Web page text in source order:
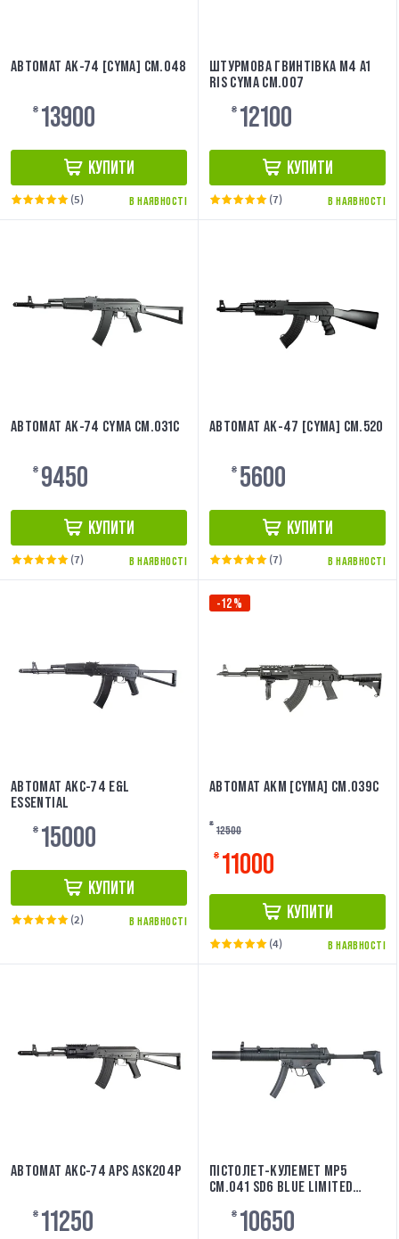
АВТОМАТ АК-74 [CYMA] CM.048
₴ 13900
КУПИТИ
В НАЯВНОСТІ
(5)
ШТУРМОВА ГВИНТІВКА M4 A1
RIS CYMA CM.007
₴ 12100
КУПИТИ
В НАЯВНОСТІ
(7)
АВТОМАТ АК-74 CYMA CM.031C
₴ 9450
КУПИТИ
В НАЯВНОСТІ
(7)
АВТОМАТ АК-47 [CYMA] CM.520
₴ 5600
КУПИТИ
В НАЯВНОСТІ
(7)
АВТОМАТ АКС-74 E&L
ESSENTIAL
₴ 15000
КУПИТИ
В НАЯВНОСТІ
(2)
-12%
АВТОМАТ АКМ [CYMA] CM.039C
₴ 12500
₴ 11000
КУПИТИ
В НАЯВНОСТІ
(4)
АВТОМАТ АКС-74 APS ASK204P
₴ 11250
ПІСТОЛЕТ-КУЛЕМЕТ MP5
CM.041 SD6 BLUE LIMITED
₴ 10650